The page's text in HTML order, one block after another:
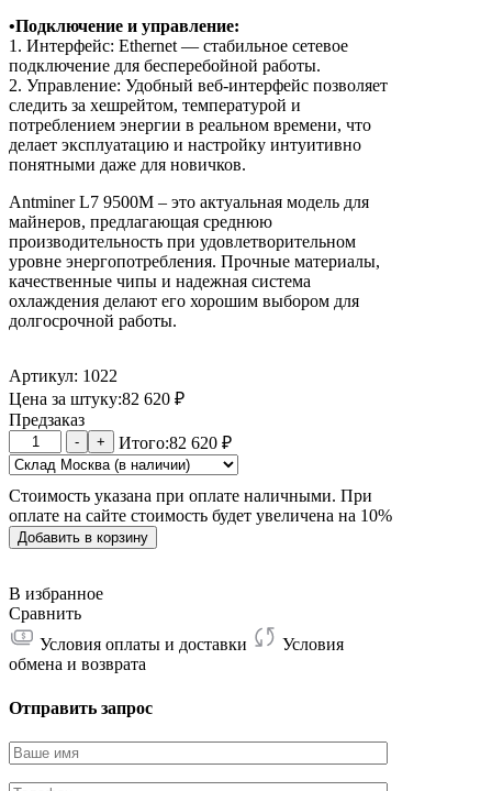
•Подключение и управление:
1. Интерфейс: Ethernet — стабильное сетевое
подключение для бесперебойной работы.
2. Управление: Удобный веб-интерфейс позволяет
следить за хешрейтом, температурой и
потреблением энергии в реальном времени, что
делает эксплуатацию и настройку интуитивно
понятными даже для новичков.
Antminer L7 9500M – это актуальная модель для
майнеров, предлагающая среднюю
производительность при удовлетворительном
уровне энергопотребления. Прочные материалы,
качественные чипы и надежная система
охлаждения делают его хорошим выбором для
долгосрочной работы.
Артикул: 1022
Цена за штуку:82 620 ₽
Предзаказ
Количество
товара
Antminer
L7
9500M
- + Итого:82 620₽
Стоимость указана при оплате наличными. При
оплате на сайте стоимость будет увеличена на 10%
Добавить в корзину
В избранное
Сравнить
Условия оплаты и доставки
Условия
обмена и возврата
Отправить запрос